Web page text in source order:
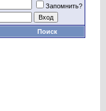
Запомнить?
Поиск